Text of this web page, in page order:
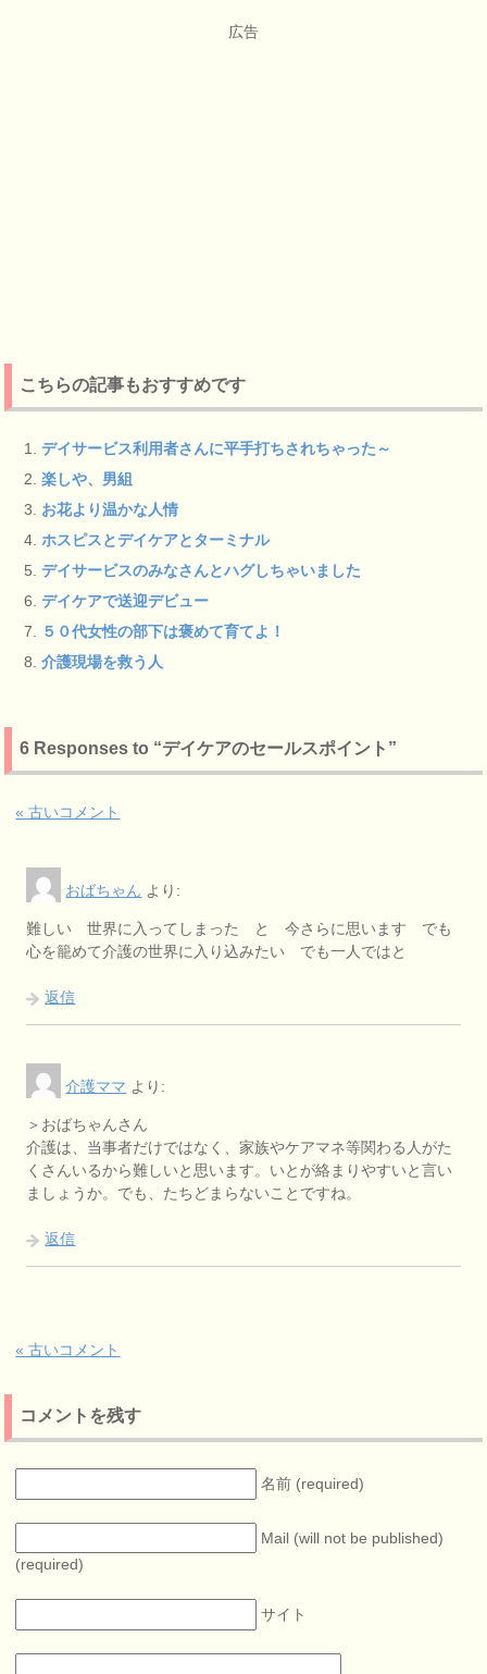
広告
こちらの記事もおすすめです
デイサービス利用者さんに平手打ちされちゃった～
楽しや、男組
お花より温かな人情
ホスピスとデイケアとターミナル
デイサービスのみなさんとハグしちゃいました
デイケアで送迎デビュー
５０代女性の部下は褒めて育てよ！
介護現場を救う人
6 Responses to “デイケアのセールスポイント”
« 古いコメント
おばちゃん より:
難しい 世界に入ってしまった と 今さらに思います でも
心を籠めて介護の世界に入り込みたい でも一人ではと
返信
介護ママ より:
＞おばちゃんさん
介護は、当事者だけではなく、家族やケアマネ等関わる人がた
くさんいるから難しいと思います。いとが絡まりやすいと言い
ましょうか。でも、たちどまらないことですね。
返信
« 古いコメント
コメントを残す
名前 (required)
Mail (will not be published)
(required)
サイト